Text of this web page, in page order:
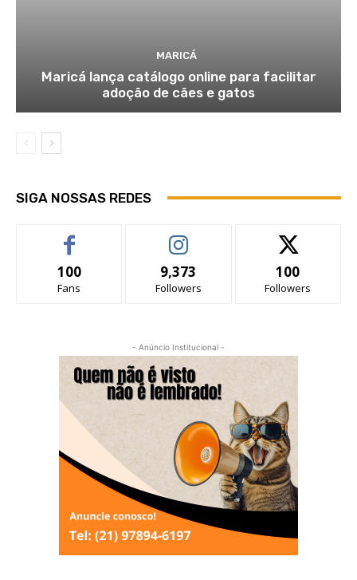
MARICÁ
Maricá lança catálogo online para facilitar
adoção de cães e gatos
SIGA NOSSAS REDES
100
Fans
9,373
Followers
100
Followers
- Anúncio Institucional -